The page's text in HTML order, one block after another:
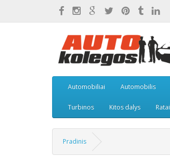
Automobiliai Automobilis
Turbinos Kitos dalys Ratai
Pradinis